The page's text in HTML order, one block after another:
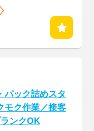
パック詰めスタ
モク作業／接客
ンクOK